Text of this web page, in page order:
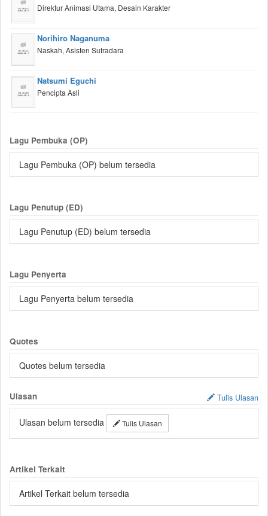
Direktur Animasi Utama, Desain Karakter
Norihiro Naganuma
Naskah, Asisten Sutradara
Natsumi Eguchi
Pencipta Asli
Lagu Pembuka (OP)
Lagu Pembuka (OP) belum tersedia
Lagu Penutup (ED)
Lagu Penutup (ED) belum tersedia
Lagu Penyerta
Lagu Penyerta belum tersedia
Quotes
Quotes belum tersedia
Ulasan Tulis Ulasan
Ulasan belum tersedia Tulis Ulasan
Artikel Terkait
Artikel Terkait belum tersedia